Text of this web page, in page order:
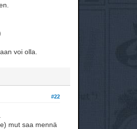
voi olla.
#22
mut saa mennä